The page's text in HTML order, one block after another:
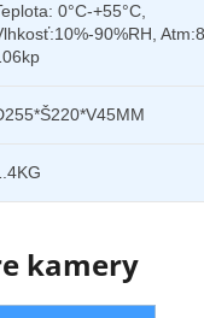
0°C-+55°C,
90%RH,
kamery